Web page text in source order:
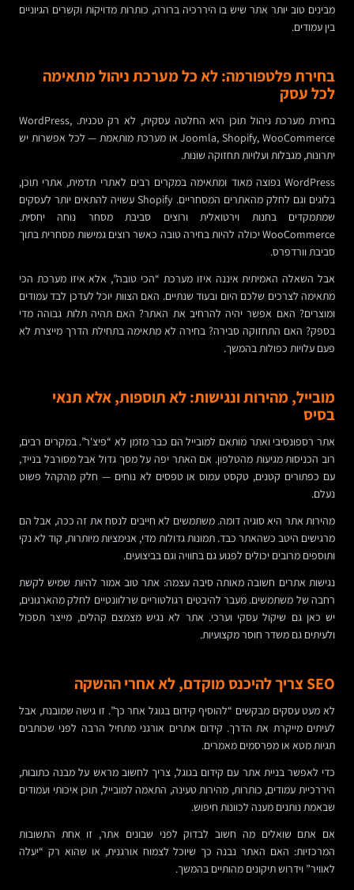
מבינים טוב יותר אתר שיש בו היררכיה ברורה, כותרות מדויקות וקשרים הגיוניים
בין עמודים.
בחירת פלטפורמה: לא כל מערכת ניהול מתאימה
לכל עסק
בחירת מערכת ניהול תוכן היא החלטה עסקית, לא רק טכנית. WordPress,
Joomla, Shopify, WooCommerce או מערכת מותאמת — לכל אפשרות יש
יתרונות, מגבלות ועלויות תחזוקה שונות.
WordPress נפוצה מאוד ומתאימה במקרים רבים לאתרי תדמית, אתרי תוכן,
בלוגים וגם לחלק מהאתרים המסחריים. Shopify עשויה להתאים יותר לעסקים
שמתמקדים בחנות וירטואלית ורוצים סביבת מסחר נוחה יחסית.
WooCommerce יכולה להיות בחירה טובה כאשר רוצים גמישות מסחרית בתוך
סביבת וורדפרס.
אבל השאלה האמיתית איננה איזו מערכת “הכי טובה”, אלא איזו מערכת הכי
מתאימה לצרכים שלכם היום ובעוד שנתיים. האם הצוות יוכל לעדכן לבד עמודים
ומוצרים? האם אפשר יהיה להרחיב את האתר? האם תהיה תלות גבוהה מדי
בספק? האם התחזוקה סבירה? בחירה לא מתאימה בתחילת הדרך מייצרת לא
פעם עלויות כפולות בהמשך.
מובייל, מהירות ונגישות: לא תוספות, אלא תנאי
בסיס
אתר רספונסיבי ואתר מותאם למובייל הם כבר מזמן לא “פיצ'ר”. במקרים רבים,
רוב הכניסות מגיעות מהטלפון. אם האתר יפה על מסך גדול אבל מסורבל בנייד,
עם כפתורים קטנים, טקסט עמוס או טפסים לא נוחים — חלק מהקהל פשוט
נעלם.
מהירות אתר היא סוגיה דומה. משתמשים לא חייבים לנסח את זה ככה, אבל הם
מרגישים היטב כשהאתר כבד. תמונות גדולות מדי, אנימציות מיותרות, קוד לא נקי
ותוספים מרובים יכולים לפגוע גם בחוויה וגם בביצועים.
נגישות אתרים חשובה מאותה סיבה עצמה: אתר טוב אמור להיות שמיש לקשת
רחבה של משתמשים. מעבר להיבטים רגולטוריים שרלוונטיים לחלק מהארגונים,
יש כאן גם שיקול עסקי וערכי. אתר לא נגיש מצמצם קהלים, מייצר תסכול
ולעיתים גם משדר חוסר מקצועיות.
SEO צריך להיכנס מוקדם, לא אחרי ההשקה
לא מעט עסקים מבקשים “להוסיף קידום בגוגל אחר כך”. זו גישה שמובנת, אבל
לעיתים מייקרת את הדרך. קידום אתרים אורגני מתחיל הרבה לפני שכותבים
תגיות מטא או מפרסמים מאמרים.
כדי לאפשר בניית אתר עם קידום בגוגל, צריך לחשוב מראש על מבנה כתובות,
היררכיית עמודים, כותרות, מהירות טעינה, התאמה למובייל, תוכן איכותי ועמודים
שבאמת נותנים מענה לכוונות חיפוש.
אם אתם שואלים מה חשוב לבדוק לפני שבונים אתר, זו אחת התשובות
המרכזיות: האם האתר נבנה כך שיוכל לצמוח אורגנית, או שהוא רק “יעלה
לאוויר” וידרוש תיקונים מהותיים בהמשך.